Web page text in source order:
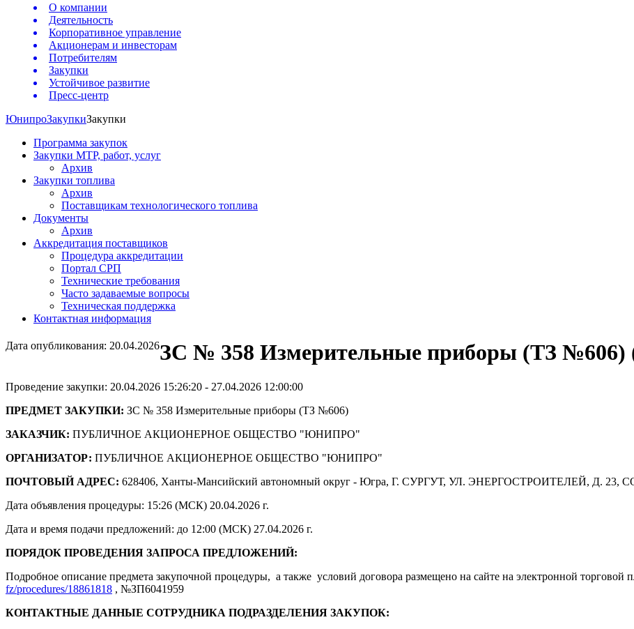
О компании
Деятельность
Корпоративное управление
Акционерам и инвесторам
Потребителям
Закупки
Устойчивое развитие
Пресс-центр
ЮнипроЗакупкиЗакупки
Программа закупок
Закупки МТР, работ, услуг
Архив
Закупки топлива
Архив
Поставщикам технологического топлива
Документы
Архив
Аккредитация поставщиков
Процедура аккредитации
Портал СРП
Технические требования
Часто задаваемые вопросы
Техническая поддержка
Контактная информация
Дата опубликования: 20.04.2026ЗС № 358 Измерительные приборы (ТЗ №606)
Проведение закупки: 20.04.2026 15:26:20 - 27.04.2026 12:00:00
ПРЕДМЕТ ЗАКУПКИ: ЗС № 358 Измерительные приборы (ТЗ №606)
ЗАКАЗЧИК: ПУБЛИЧНОЕ АКЦИОНЕРНОЕ ОБЩЕСТВО "ЮНИПРО"
ОРГАНИЗАТОР: ПУБЛИЧНОЕ АКЦИОНЕРНОЕ ОБЩЕСТВО "ЮНИПРО"
ПОЧТОВЫЙ АДРЕС: 628406, Ханты-Мансийский автономный округ - Югра, Г. СУРГУТ, УЛ. ЭНЕРГОСТРОИТЕЛЕЙ, Д. 23,
Дата объявления процедуры: 15:26 (МСК) 20.04.2026 г.
Дата и время подачи предложений: до 12:00 (МСК) 27.04.2026 г.
ПОРЯДОК ПРОВЕДЕНИЯ ЗАПРОСА ПРЕДЛОЖЕНИЙ:
Подробное описание предмета закупочной процедуры, а также условий договора размещено на сайте на электронной торговой
fz/procedures/18861818 , №ЗП6041959
КОНТАКТНЫЕ ДАННЫЕ СОТРУДНИКА ПОДРАЗДЕЛЕНИЯ ЗАКУПОК: